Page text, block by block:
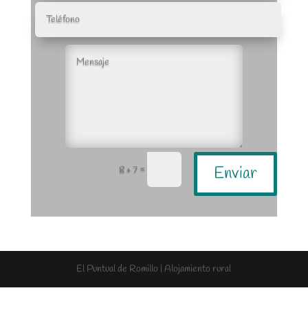
8 + 7 = Enviar
El Puntual de Romillo | Alojamiento rural